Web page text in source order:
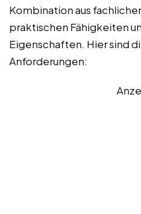
Kombination aus
praktischen Fähigkeiten
Eigenschaften. Hier sind
Anforderungen: